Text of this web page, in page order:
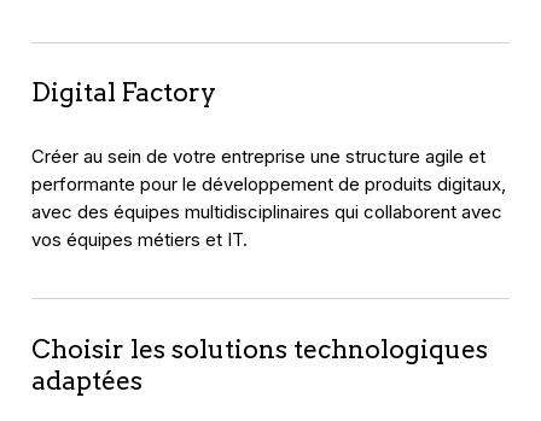
Digital Factory
Créer au sein de votre entreprise une structure agile et
performante pour le développement de produits digitaux,
avec des équipes multidisciplinaires qui collaborent avec
vos équipes métiers et IT.
Choisir les solutions technologiques
adaptées